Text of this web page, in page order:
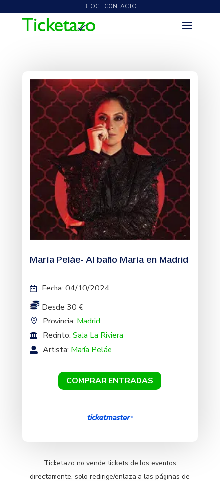
BLOG | CONTACTO
María Peláe- Al baño María en Madrid
Fecha: 04/10/2024
Desde 30 €
Provincia: Madrid
Recinto: Sala La Riviera
Artista: María Peláe
COMPRAR ENTRADAS
Ticketazo no vende tickets de los eventos
directamente, solo redirige/enlaza a las páginas de